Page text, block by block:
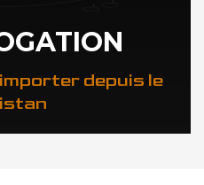
depuis le